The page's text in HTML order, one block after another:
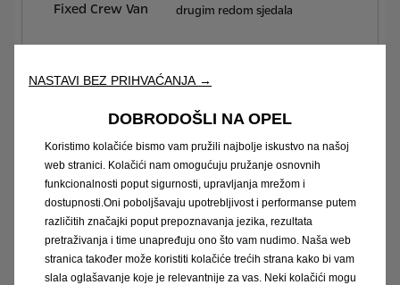
drugim redom sjedala
Vivaro Floor Cab
Vivaro-e je dostupan u sljedećim
varijantama:
NASTAVI BEZ PRIHVAĆANJA →
DOBRODOŠLI NA OPEL
Koristimo kolačiće bismo vam pružili najbolje iskustvo na našoj
web stranici. Kolačići nam omogućuju pružanje osnovnih
funkcionalnosti poput sigurnosti, upravljanja mrežom i
dostupnosti.Oni poboljšavaju upotrebljivost i performanse putem
različitih značajki poput prepoznavanja jezika, rezultata
pretraživanja i time unapređuju ono što vam nudimo. Naša web
stranica također može koristiti kolačiće trećih strana kako bi vam
slala oglašavanje koje je relevantnije za vas. Neki kolačići mogu